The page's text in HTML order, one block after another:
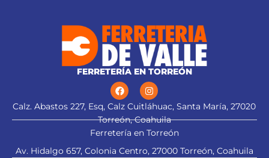
FERRETERÍA EN TORREÓN
Calz. Abastos 227, Esq, Calz Cuitláhuac, Santa María, 27020
Torreón, Coahuila
Ferretería en Torreón
Av. Hidalgo 657, Colonia Centro, 27000 Torreón, Coahuila